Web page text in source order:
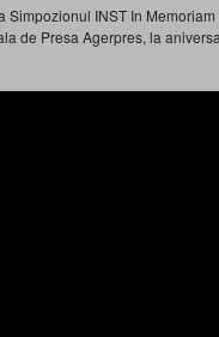
INST In
de Presa Agerpres, la